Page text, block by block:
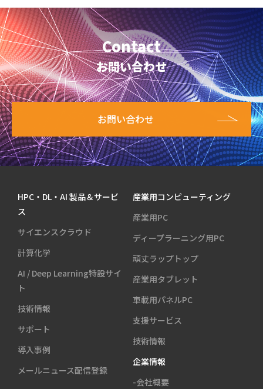
Contact
お問い合わせ
お問い合わせ
HPC・DL・AI 製品＆サービ
ス
サイエンスクラウド
計算化学
AI / Deep Learning特設サイ
ト
技術情報
サポート
導入事例
メールニュース配信登録
産業用コンピューティング
産業用PC
ディープラーニング用PC
頑丈ラップトップ
産業用タブレット
車載用パネルPC
支援サービス
技術情報
企業情報
-会社概要